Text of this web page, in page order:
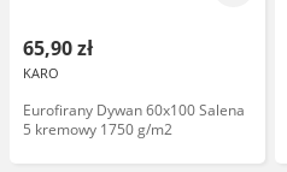
65,90 zł
KARO
Eurofirany Dywan 60x100 Salena
5 kremowy 1750 g/m2